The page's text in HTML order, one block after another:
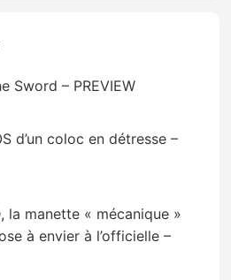
Sword – PREVIEW
d’un coloc en détresse –
la manette « mécanique »
à envier à l’officielle –